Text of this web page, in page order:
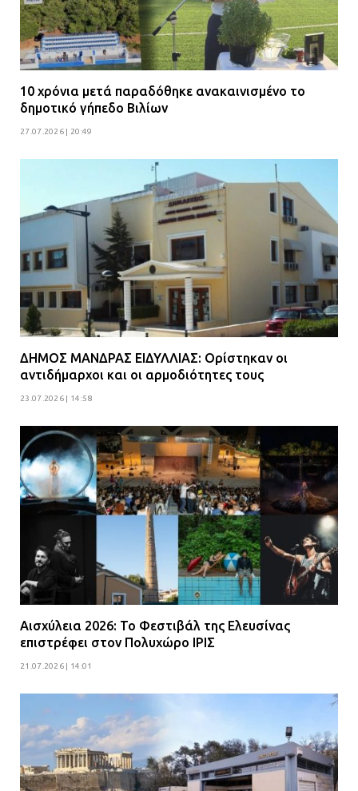
10 χρόνια μετά παραδόθηκε ανακαινισμένο το
δημοτικό γήπεδο Βιλίων
27.07.2026 | 20:49
ΔΗΜΟΣ ΜΑΝΔΡΑΣ ΕΙΔΥΛΛΙΑΣ: Ορίστηκαν οι
αντιδήμαρχοι και οι αρμοδιότητες τους
23.07.2026 | 14:58
Αισχύλεια 2026: Το Φεστιβάλ της Ελευσίνας
επιστρέφει στον Πολυχώρο ΙΡΙΣ
21.07.2026 | 14:01